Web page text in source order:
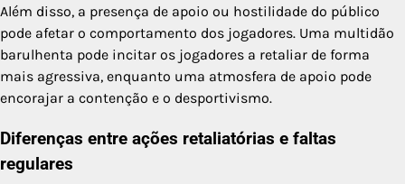
Além disso, a presença de apoio ou hostilidade do público
pode afetar o comportamento dos jogadores. Uma multidão
barulhenta pode incitar os jogadores a retaliar de forma
mais agressiva, enquanto uma atmosfera de apoio pode
encorajar a contenção e o desportivismo.
Diferenças entre ações retaliatórias e faltas
regulares